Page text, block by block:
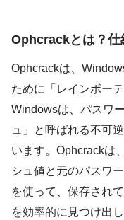
Ophcrackとは？仕
Ophcrackは、
ために「レインボー
Windowsは、パスワ
ュ」と呼ばれる不可
います。Ophcrackは
シュ値と元のパスワ
を使って、保存され
を効率的に見つけ出し